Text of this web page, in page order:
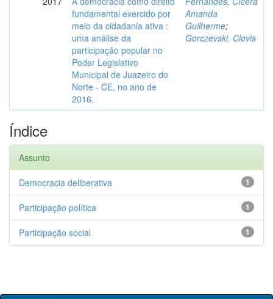
fundamental exercido por
meio da cidadania ativa :
uma análise da
participação popular no
Poder Legislativo
Municipal de Juazeiro do
Norte - CE, no ano de
2016.
Amanda
Guilherme;
Gorczevski, Clovis
Índice
Assunto
1
Democracia deliberativa
1
Participação política
1
Participação social